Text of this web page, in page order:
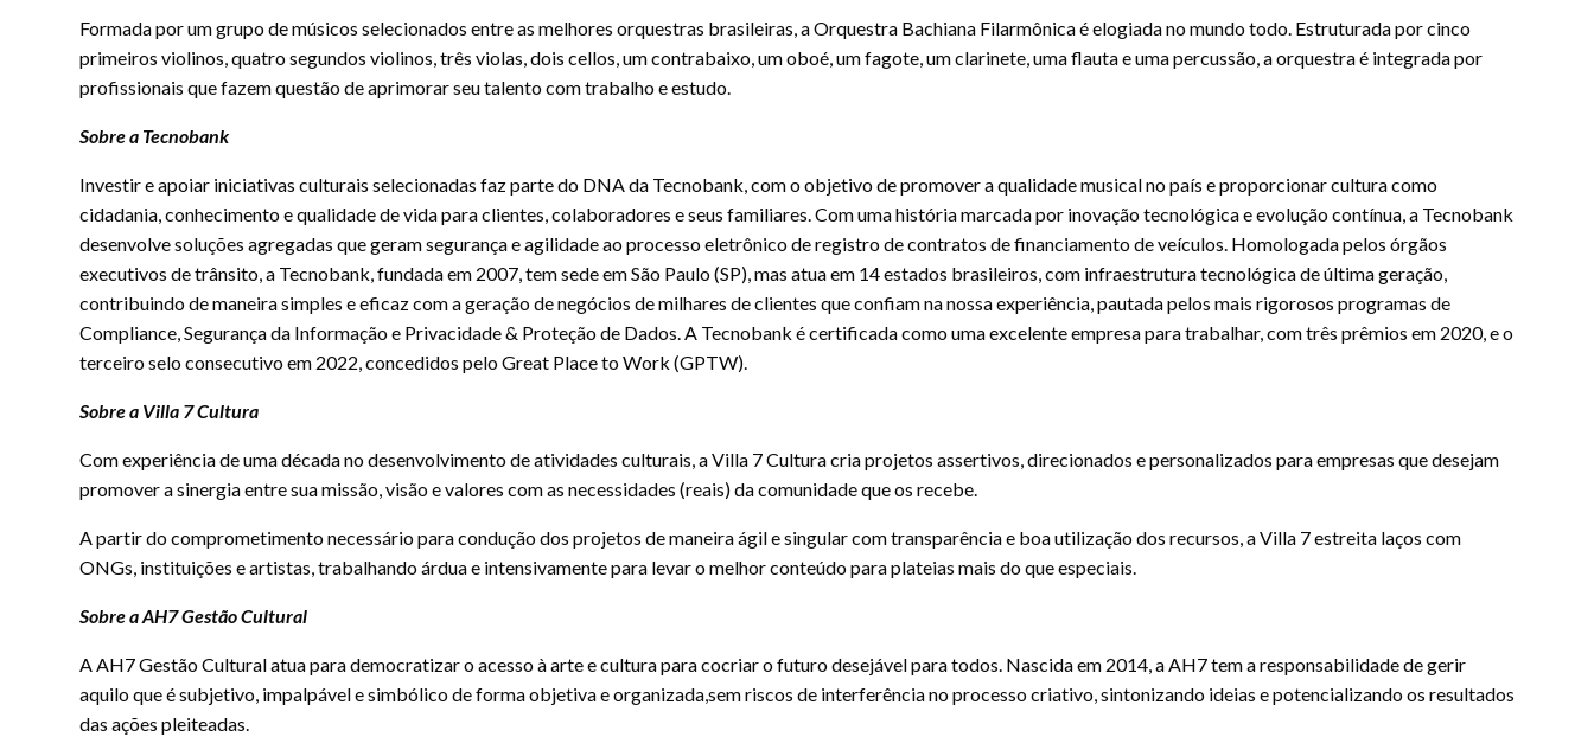
Formada por um grupo de músicos selecionados entre as melhores orquestras brasileiras, a Orquestra Bachiana Filarmônica é elogiada no mundo todo. Estruturada por cinco
primeiros violinos, quatro segundos violinos, três violas, dois cellos, um contrabaixo, um oboé, um fagote, um clarinete, uma flauta e uma percussão, a orquestra é integrada por
profissionais que fazem questão de aprimorar seu talento com trabalho e estudo.
Sobre a Tecnobank
Investir e apoiar iniciativas culturais selecionadas faz parte do DNA da Tecnobank, com o objetivo de promover a qualidade musical no país e proporcionar cultura como
cidadania, conhecimento e qualidade de vida para clientes, colaboradores e seus familiares. Com uma história marcada por inovação tecnológica e evolução contínua, a Tecnobank
desenvolve soluções agregadas que geram segurança e agilidade ao processo eletrônico de registro de contratos de financiamento de veículos. Homologada pelos órgãos
executivos de trânsito, a Tecnobank, fundada em 2007, tem sede em São Paulo (SP), mas atua em 14 estados brasileiros, com infraestrutura tecnológica de última geração,
contribuindo de maneira simples e eficaz com a geração de negócios de milhares de clientes que confiam na nossa experiência, pautada pelos mais rigorosos programas de
Compliance, Segurança da Informação e Privacidade & Proteção de Dados. A Tecnobank é certificada como uma excelente empresa para trabalhar, com três prêmios em 2020, e o
terceiro selo consecutivo em 2022, concedidos pelo Great Place to Work (GPTW).
Sobre a Villa 7 Cultura
Com experiência de uma década no desenvolvimento de atividades culturais, a Villa 7 Cultura cria projetos assertivos, direcionados e personalizados para empresas que desejam
promover a sinergia entre sua missão, visão e valores com as necessidades (reais) da comunidade que os recebe.
A partir do comprometimento necessário para condução dos projetos de maneira ágil e singular com transparência e boa utilização dos recursos, a Villa 7 estreita laços com
ONGs, instituições e artistas, trabalhando árdua e intensivamente para levar o melhor conteúdo para plateias mais do que especiais.
Sobre a AH7 Gestão Cultural
A AH7 Gestão Cultural atua para democratizar o acesso à arte e cultura para cocriar o futuro desejável para todos. Nascida em 2014, a AH7 tem a responsabilidade de gerir
aquilo que é subjetivo, impalpável e simbólico de forma objetiva e organizada,sem riscos de interferência no processo criativo, sintonizando ideias e potencializando os resultados
das ações pleiteadas.